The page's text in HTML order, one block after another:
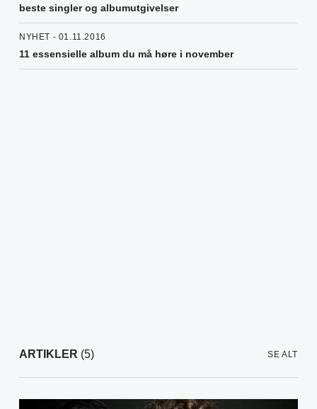
beste singler og albumutgivelser
NYHET - 01.11.2016
11 essensielle album du må høre i november
ARTIKLER (5) SE ALT